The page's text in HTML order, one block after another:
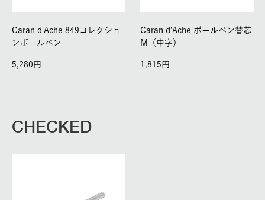
Caran d'Ache 849コレクショ
ンボールペン
5,280
Caran d'Ache ボールペン替芯
M（中字）
1,815
CHECKED